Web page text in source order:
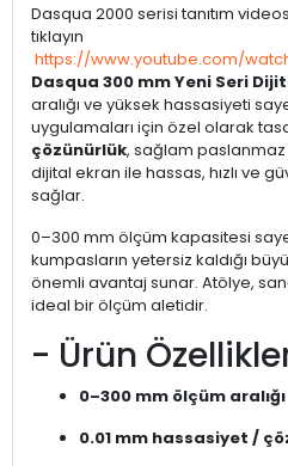
Dasqua 2000 serisi tanıtım
tıklayın
https://www.youtube.com/
Dasqua 300 mm Yeni Seri
aralığı ve yüksek hassasiyeti
uygulamaları için özel olarak
çözünürlük, sağlam
dijital ekran ile hassas, hızlı ve
sağlar.
0–300 mm ölçüm kapasitesi
kumpasların yetersiz kaldığı
önemli avantaj sunar. Atölye,
ideal bir ölçüm aletidir.
- Ürün
0–300 mm ölçüm aralığı
0.01 mm hassasiyet /